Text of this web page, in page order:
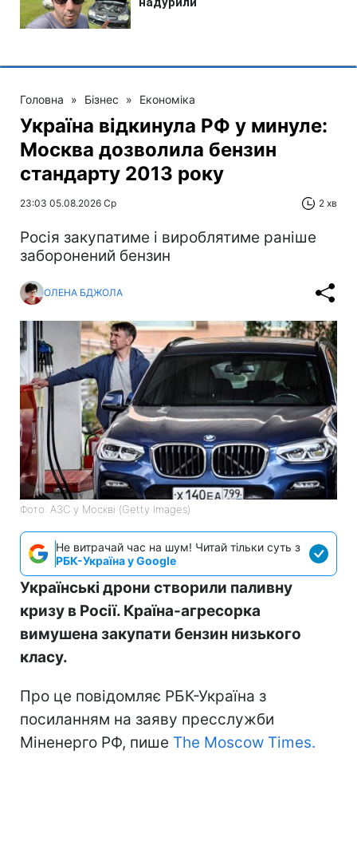
Головна » Бізнес » Економіка
Україна відкинула РФ у минуле:
Москва дозволила бензин
стандарту 2013 року
23:03 05.08.2026 Ср 2 хв
Росія закупатиме і вироблятиме раніше
заборонений бензин
ОЛЕНА БДЖОЛА
Фото: АЗС у Москві (Getty Images)
Не витрачай час на шум! Читай тільки суть з
РБК-Україна у Google
Українські дрони створили паливну
кризу в Росії. Країна-агресорка
вимушена закупати бензин низького
класу.
Про це повідомляє РБК-Україна з
посиланням на заяву пресслужби
Міненерго РФ, пише The Moscow Times.